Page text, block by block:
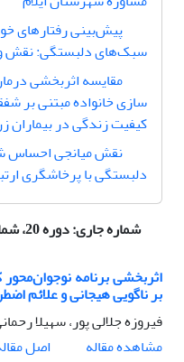
پیش‌بینی رفتارهای
سبک‌های دلبستگی: نقش
مقایسه اثربخشی
سازی خانواده مبتنی بر
کیفیت زندگی در بیماران
نقش میانجی احساس
دلبستگی با پرخاشگری
شماره جاری:دوره 20، شماره 2 - شماره پیاپی 66، بهار 1405
اثربخشی برنامه
بر ناگویی هیجانی و علائم
فیروزه جلالی پور، سهیلا
مشاهده مقاله
اصل